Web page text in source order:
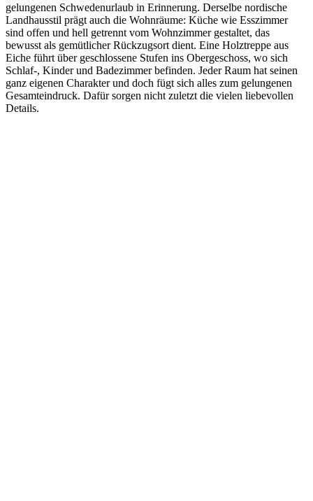
gelungenen Schwedenurlaub in Erinnerung. Derselbe nordische
Landhausstil prägt auch die Wohnräume: Küche wie Esszimmer
sind offen und hell getrennt vom Wohnzimmer gestaltet, das
bewusst als gemütlicher Rückzugsort dient. Eine Holztreppe aus
Eiche führt über geschlossene Stufen ins Obergeschoss, wo sich
Schlaf-, Kinder und Badezimmer befinden. Jeder Raum hat seinen
ganz eigenen Charakter und doch fügt sich alles zum gelungenen
Gesamteindruck. Dafür sorgen nicht zuletzt die vielen liebevollen
Details.